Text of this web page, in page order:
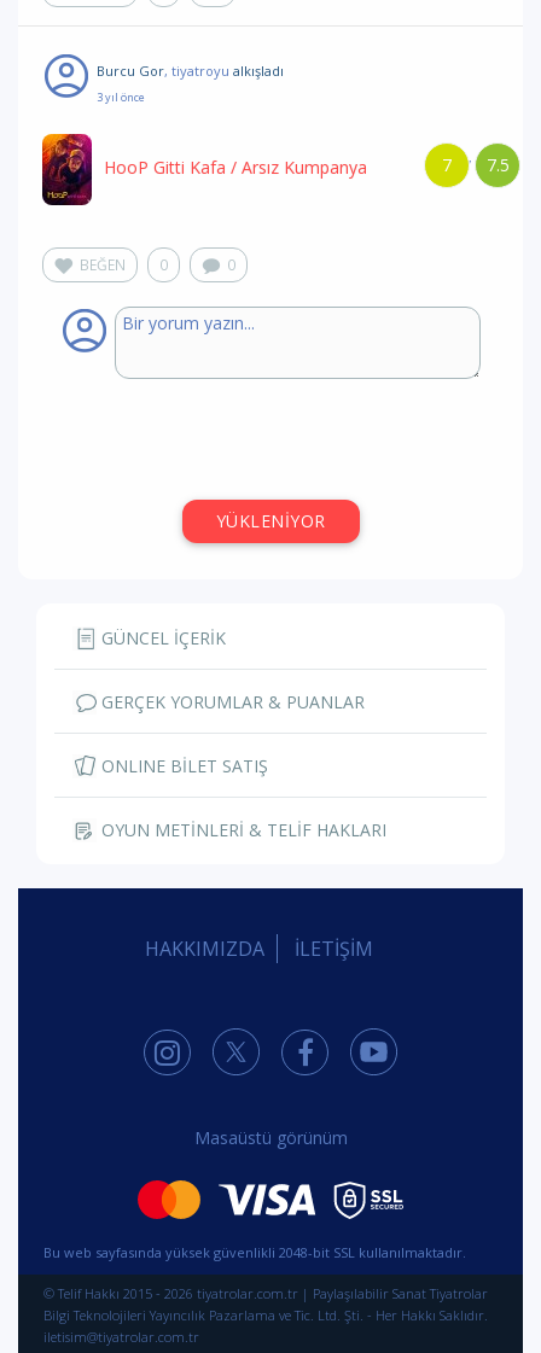
Burcu Gor, tiyatroyu alkışladı
3 yıl önce
7.5
/
7
HooP Gitti Kafa / Arsız Kumpanya
BEĞEN 0 0
YÜKLENİYOR
GÜNCEL İÇERİK
GERÇEK YORUMLAR & PUANLAR
ONLINE BİLET SATIŞ
OYUN METİNLERİ & TELİF HAKLARI
HAKKIMIZDA İLETİŞİM
Masaüstü görünüm
Bu web sayfasında yüksek güvenlikli 2048-bit SSL kullanılmaktadır.
© Telif Hakkı 2015 - 2026 tiyatrolar.com.tr | Paylaşılabilir Sanat Tiyatrolar
Bilgi Teknolojileri Yayıncılık Pazarlama ve Tic. Ltd. Şti. - Her Hakkı Saklıdır.
iletisim@tiyatrolar.com.tr